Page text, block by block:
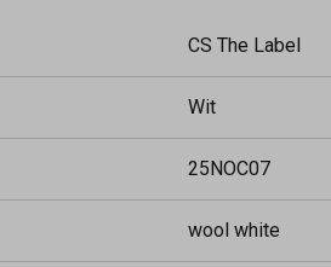
CS The Label
Wit
25NOC07
wool white